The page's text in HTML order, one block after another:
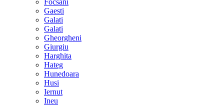
Focsani
Gaesti
Galati
Galati
Gheorgheni
Giurgiu
Harghita
Hateg
Hunedoara
Husi
Iernut
Ineu